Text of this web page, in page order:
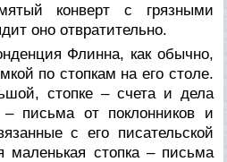
конверт с грязными
оно отвратительно.
Флинна, как обычно,
по стопкам на его столе.
стопке – счета и дела
письма от поклонников и
с его писательской
маленькая стопка – письма